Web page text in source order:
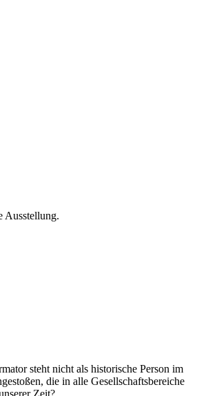
Ausstellung.
steht nicht als historische Person im
die in alle Gesellschaftsbereiche
Zeit?